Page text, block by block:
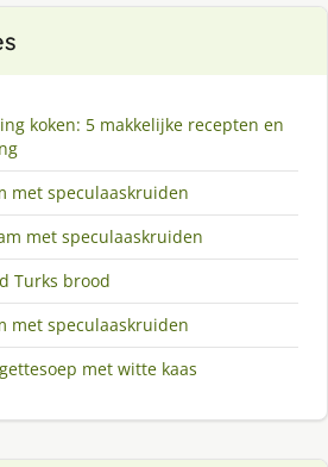
koken: 5 makkelijke recepten en
met speculaaskruiden
met speculaaskruiden
Turks brood
met speculaaskruiden
met witte kaas